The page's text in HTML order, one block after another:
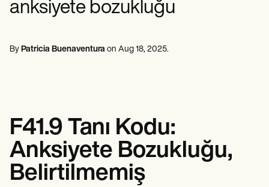
Ruh Sağlığı Uzmanları
Sosyal Hizmet Çalışanları
Psikologlar
Kaynak Kılavuzları
Karşılaştırma
Uygulama Kılavuzları
ICD Kodları
Insurance claims
Speech therapists
Life coaches
Massage therapists
anksiyete bozukluğu
By Patricia Buenaventura on Aug 18, 2025.
F41.9 Tanı Kodu:
Anksiyete Bozukluğu,
Belirtilmemiş